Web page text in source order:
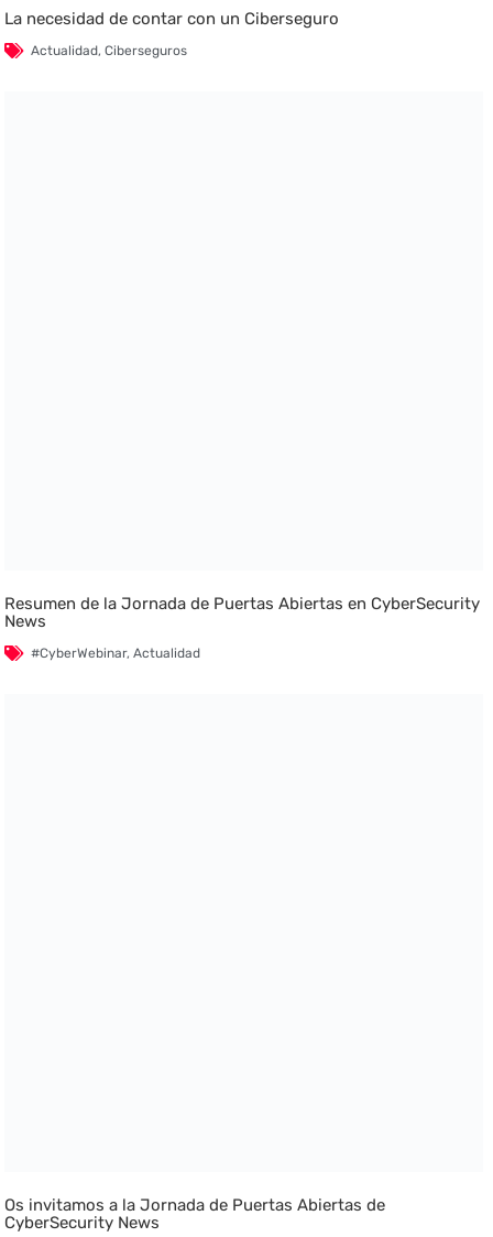
La necesidad de contar con un Ciberseguro
Actualidad,Ciberseguros
Resumen de la Jornada de Puertas Abiertas en CyberSecurity
News
#CyberWebinar,Actualidad
Os invitamos a la Jornada de Puertas Abiertas de
CyberSecurity News